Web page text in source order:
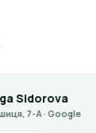
★★★